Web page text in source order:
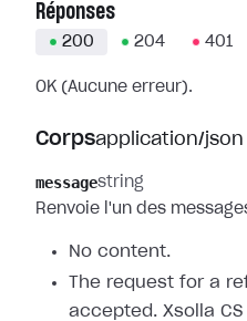
Réponses
200 204 401
OK (Aucune erreur).
Corpsapplication/json
messagestring
Renvoie l'un des
No content.
The request for a
accepted. Xsolla